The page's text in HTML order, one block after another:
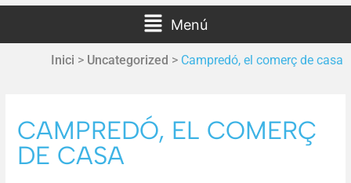
Menú
Inici > Uncategorized > Campredó, el comerç de casa
CAMPREDÓ, EL COMERÇ
DE CASA